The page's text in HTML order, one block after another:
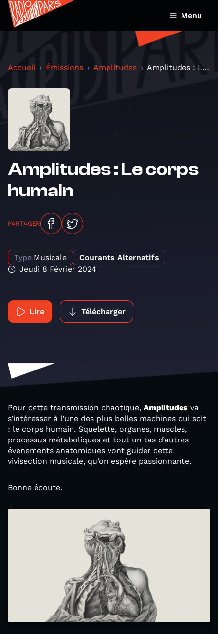
Menu
Accueil Émissions Amplitudes Amplitudes : Le corps humain
Amplitudes : Le corps
humain
PARTAGER
Type Musicale
Courants Alternatifs
Jeudi 8 Février 2024
Lire Télécharger
Pour cette transmission chaotique, Amplitudes va
s’intéresser à l’une des plus belles machines qui soit
: le corps humain. Squelette, organes, muscles,
processus métaboliques et tout un tas d’autres
évènements anatomiques vont guider cette
vivisection musicale, qu’on espère passionnante.
Bonne écoute.